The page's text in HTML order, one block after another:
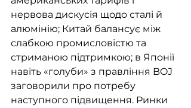
нервова дискусія щодо сталі й
алюмінію; Китай балансує між
слабкою промисловістю та
стриманою підтримкою; в Японії
навіть «голуби» з правління BOJ
заговорили про потребу
наступного підвищення. Ринки